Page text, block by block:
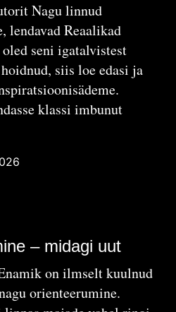
Nagu linnud
lendavad Reaalikad
seni igatalvistest
siis loe edasi ja
klassi imbunut
– midagi uut
on ilmselt kuulnud
orienteerumine.